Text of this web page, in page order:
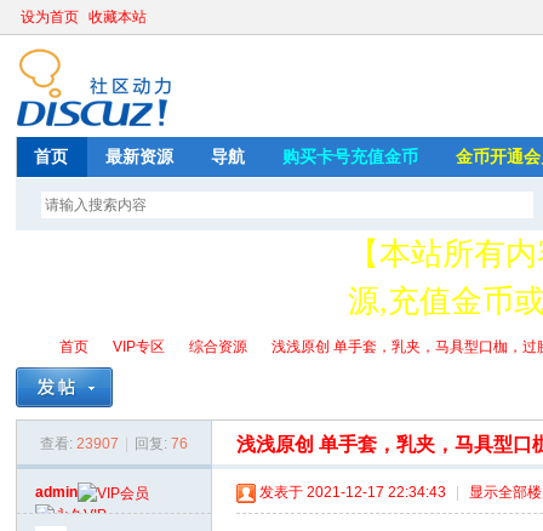
设为首页 收藏本站
首页 最新资源 导航 购买卡号充值金币 金币开通
【本站所有
源,充值金币
存
»
首页
›
VIP专区
›
综合资源
›
浅浅原创 单手套，乳夹，马具型口枷，过
查看: 23907 回复: 76 浅浅原创 单手套，乳夹，马具型
admin 发表于 2021-12-17 22:34:43 显示全部